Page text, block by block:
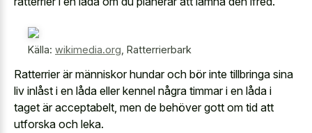
Källa: wikimedia.org Ratterrierbark
Ratterrier är människor hundar och bör inte tillbringa sina
liv inlåst i en låda eller kennel några timmar i en låda i
taget är acceptabelt, men de behöver gott om tid att
utforska och leka.